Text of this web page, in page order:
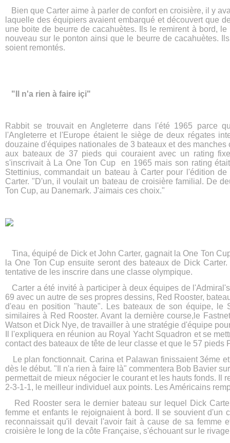
Bien que Carter aime à parler de confort en croisière, il y
laquelle des équipiers avaient embarqué et découvert que
une boite de beurre de cacahuètes. Ils le remirent à bord,
nouveau sur le ponton ainsi que le beurre de cacahuètes.
soient remontés.
"Il n'a rien à faire içi"
Rabbit se trouvait en Angleterre dans l'été 1965 parce
l'Angleterre et l'Europe étaient le siège de deux régates
douzaine d'équipes nationales de 3 bateaux et des
aux bateaux de 37 pieds qui couraient avec un rating
s'inscrivait à La One Ton Cup en 1965 mais son rating
Stettinius, commandait un bateau à Carter pour l'édition
Carter. "D'un, il voulait un bateau de croisière familial. De
Ton Cup, au Danemark. J'aimais ces choix."
Tina, équipé de Dick et John Carter, gagnait la One Ton
la One Ton Cup ensuite seront des bateaux de Dick
tentative de les inscrire dans une classe olympique.
Carter a été invité à participer à deux équipes de
69 avec un autre de ses propres dessins, Red Rooster,
d'eau en position "haute". Les bateaux de son équipe,
similaires à Red Rooster. Avant la dernière course,le
Watson et Dick Nye, de travailler à une stratégie d'équipe
Il l'expliquera en réunion au Royal Yacht Squadron et se
contact des bateaux de tête de leur classe et que le 57 pieds
Le plan fonctionnait. Carina et Palawan finissaient 3éme
dès le début. "Il n'a rien à faire là" commentera Bob Bavier
permettait de mieux négocier le courant et les hauts fonds. Il
2-3-1-1, le meilleur individuel aux points. Les Américains
Red Rooster sera le dernier bateau sur lequel Dick
femme et enfants le rejoignaient à bord. Il se souvient
reconnaissait qu'il devait l'avoir fait à cause de sa femme
croisière le long de la côte Française, s'échouant sur le